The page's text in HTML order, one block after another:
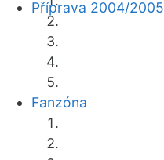
Fanzóna
Příprava 2004/2005